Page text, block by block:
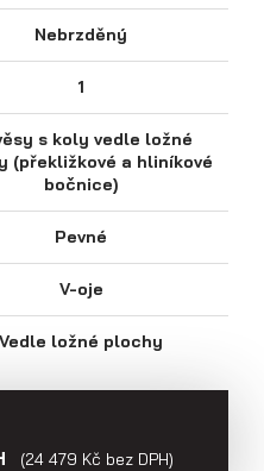
aut
Nebrzděný
1
s koly vedle ložné
(překližkové a hliníkové
bočnice)
Pevné
V-oje
Vedle ložné plochy
(24 479 Kč bez DPH)